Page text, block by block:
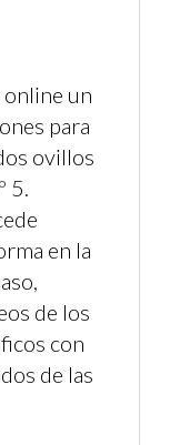
un
para
ovillos
5.
en la
de los
con
de las